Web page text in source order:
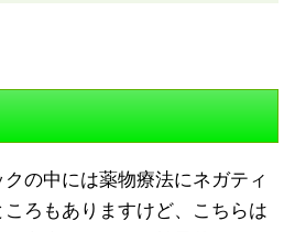
の中には薬物療法にネガティ
ろもありますけど、こちらは